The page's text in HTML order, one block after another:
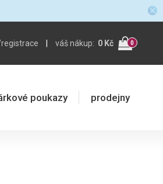
| váš nákup: 0 Kč 0
poukazy prodejny